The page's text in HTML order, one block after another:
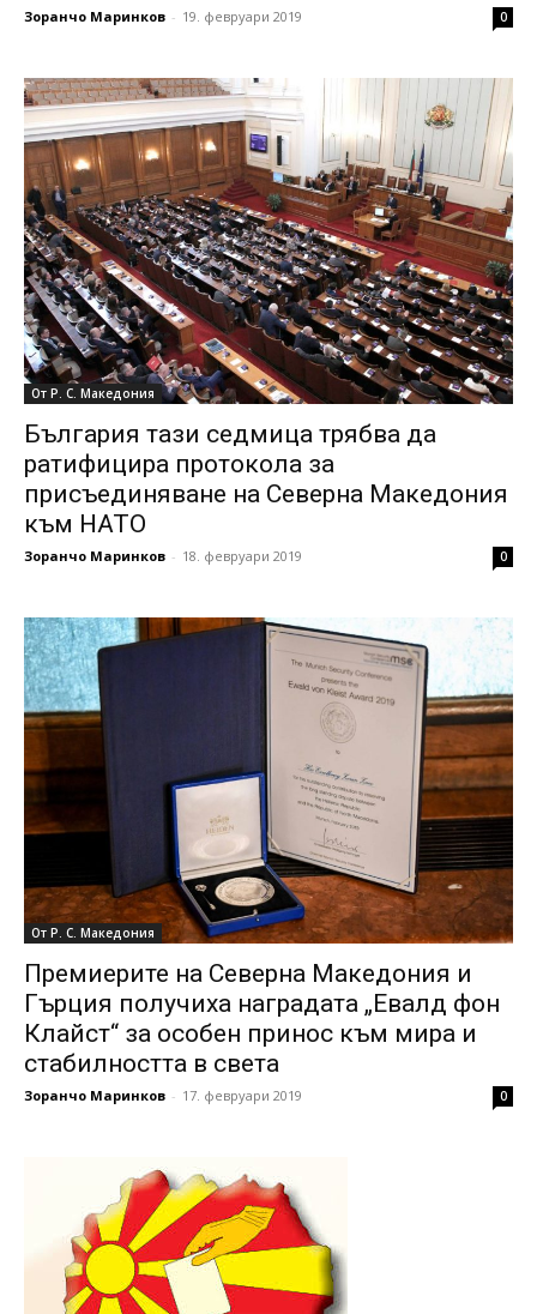
Зоранчо Маринков - 19. февруари 2019 0
От Р. С. Македония
България тази седмица трябва да
ратифицира протокола за
присъединяване на Северна Македония
към НАТО
Зоранчо Маринков - 18. февруари 2019 0
От Р. С. Македония
Премиерите на Северна Македония и
Гърция получиха наградата „Евалд фон
Клайст“ за особен принос към мира и
стабилността в света
Зоранчо Маринков - 17. февруари 2019 0